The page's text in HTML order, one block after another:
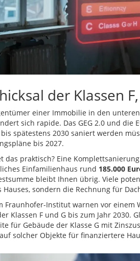
der Klassen
einer Immobilie in den
sich rapide. Das GEG 2.0 und die
bis spätestens 2030 saniert werden
bis 2027.
das praktisch? Eine
Einfamilienhaus rund 185.000
bleibt Ihnen übrig. Viele
Hauses, sondern die Rechnung für
Fraunhofer-Institut warnen vor
Klassen F und G bis zum Jahr 2030.
für Gebäude der Klasse G mit
solcher Objekte für finanziertere